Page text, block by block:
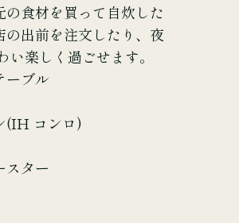
の食材を買って自炊した
の出前を注文したり、夜
い楽しく過ごせます。
ーブル
(IH コンロ)
スター